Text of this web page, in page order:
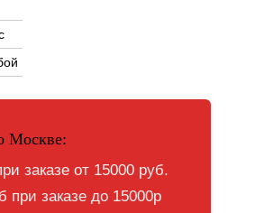
Москве:
заказе от 15000 руб.
при заказе до 15000р